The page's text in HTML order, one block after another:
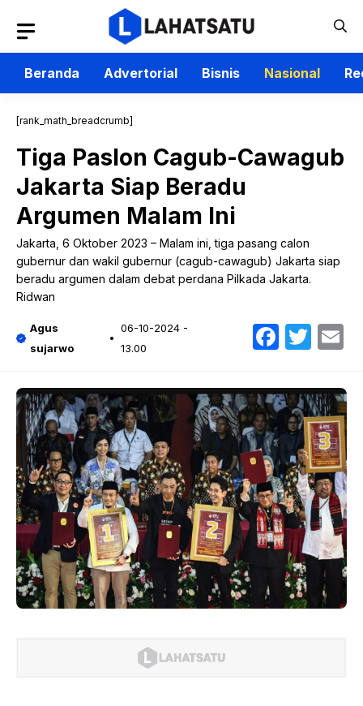
isi
Beranda
Advertorial Bisnis Nasional
[rank_math_breadcrumb]
Tiga Paslon Cagub-Cawagub
Jakarta Siap Beradu
Argumen Malam Ini
Jakarta, 6 Oktober 2023 – Malam ini, tiga pasang calon
gubernur dan wakil gubernur (cagub-cawagub) Jakarta siap
beradu argumen dalam debat perdana Pilkada Jakarta.
Ridwan
Agus
sujarwo
06-10-2024 -
13.00